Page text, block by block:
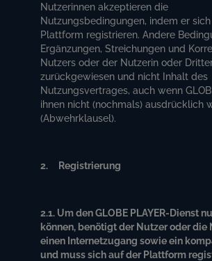
Nutzerinnen akzeptieren die
Nutzungsbedingungen, indem er
Plattform registrieren. Andere
Ergänzungen, Streichungen und
Nutzers oder der Nutzerin oder
zurückgewiesen und nicht Inhalt des
Nutzungsvertrages, auch wenn
ihnen nicht (nochmals) ausdrücklich
(Abwehrklausel).
2. Registrierung
2.1. Um den GLOBE PLAYER-Dienst
können, benötigt der Nutzer oder die
einen Internetzugang sowie ein
und muss sich auf der Plattform